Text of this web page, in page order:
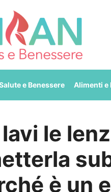
e Benessere Alimenti e
le
è un